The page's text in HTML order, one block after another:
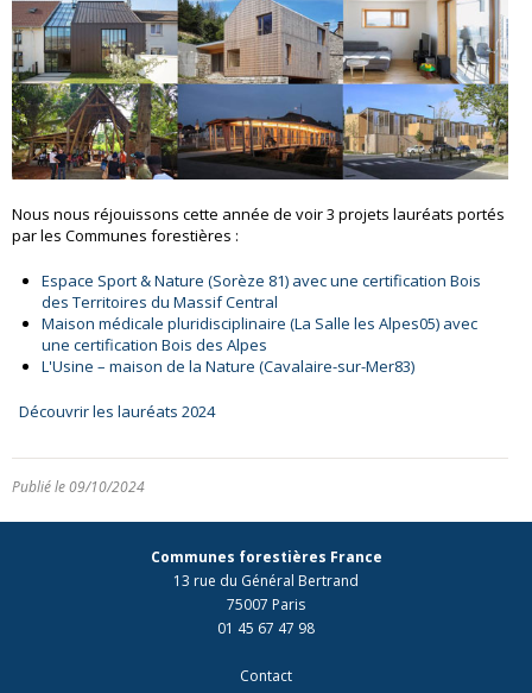
Nous nous réjouissons cette année de voir 3 projets lauréats portés
par les Communes forestières :
Espace Sport & Nature (Sorèze 81) avec une certification Bois
des Territoires du MassifCentral
Maison médicale pluridisciplinaire (La Salle les Alpes05) avec
une certification Bois des Alpes
L'Usine – maison de la Nature (Cavalaire-sur-Mer83)
Découvrir les lauréats 2024
Publié le 09/10/2024
Communes forestières France
13 rue du Général Bertrand
75007 Paris
01 45 67 47 98
Contact